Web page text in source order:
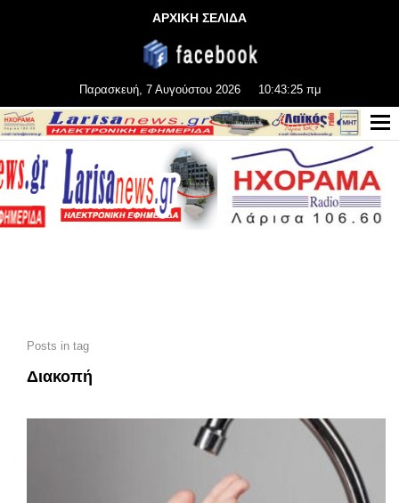
ΑΡΧΙΚΗ ΣΕΛΙΔΑ
Παρασκευή, 7 Αυγούστου 2026 10:43:27 πμ
Posts in tag
Διακοπή